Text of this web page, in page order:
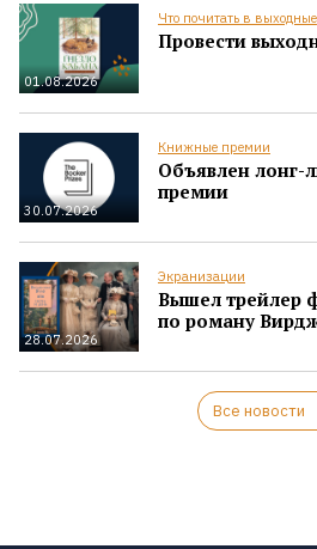
01.08.2026
Что почитать в выходные
Провести
30.07.2026
Книжные премии
Объявлен лонг-
премии
28.07.2026
Экранизации
Вышел трейлер
по роману
Все новости